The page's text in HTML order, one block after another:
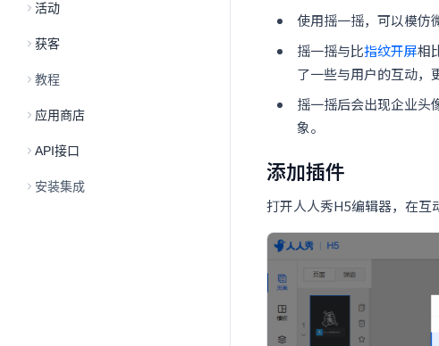
活动
获客
教程
应用商店
API接口
安装集成
使用摇一摇，可以模仿
摇一摇与比指纹开屏相
了一些与用户的互动，
摇一摇后会出现企业头
象。
添加插件
打开人人秀H5编辑器，在互